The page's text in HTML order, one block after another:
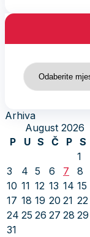
Arhiva
Arhiva
August 2026
P
U S Č P S
1
3
4 5 6 7 8
10 11 12 13 14 15
17 18 19 20 21 22
24 25 26 27 28 29
31